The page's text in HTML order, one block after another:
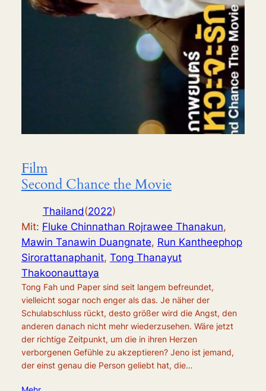
Film
Second Chance the Movie
Thailand(2022)
Mit: Fluke Chinnathan Rojrawee Thanakun,
Mawin Tanawin Duangnate, Run Kantheephop
Sirorattanaphanit, Tong Thanayut
Thakoonauttaya
Tong Fah und Paper sind seit langem befreundet,
vielleicht sogar noch enger als das. Je näher der
Schulabschluss rückt, desto größer wird die Angst, den
anderen danach nicht mehr wiederzusehen. Wäre jetzt
der richtige Zeitpunkt, um die in ihren Herzen
verborgenen Gefühle zu akzeptieren? Jeno ist jemand,
der einst genau die Person geliebt hat, die…